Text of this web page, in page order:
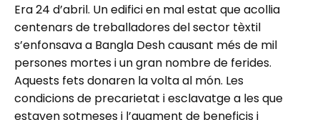
Era 24 d’abril. Un edifici en mal estat que acollia
centenars de treballadores del sector tèxtil
s’enfonsava a Bangla Desh causant més de mil
persones mortes i un gran nombre de ferides.
Aquests fets donaren la volta al món. Les
condicions de precarietat i esclavatge a les que
estaven sotmeses i l’augment de beneficis i